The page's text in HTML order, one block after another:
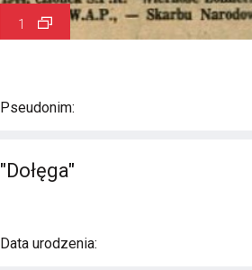
1
Pseudonim:
"Dołęga"
Data urodzenia: